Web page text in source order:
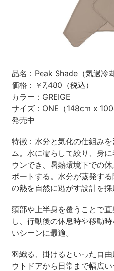
品名：Peak Shade（気過冷
価格：￥7,480（税込）
カラー：GREIGE
サイズ：ONE（148cm x
発売中
特徴：水分と気化の仕組み
ム。水に濡らして絞り、身
ウンでき、暑熱環境下での
ポートする。水分が蒸発す
の熱を自然に逃がす設計を採
頭部や上半身を覆うことで
し、行動後の休息時や移動
いシーンに最適。
羽織る、掛けるといった自
ウトドアから日常まで幅広い